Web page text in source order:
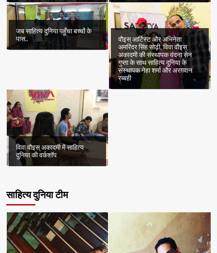
जब साहित्य दुनिया पहुँचा बच्चों के
पास..
वौइस् आर्टिस्ट और अभिनेता
अमरिंदर सिंह सोढ़ी, विवा वौइस्
अकादमी की संस्थापक वंदना सेन
गुप्ता के साथ साहित्य दुनिया के
संस्थापक नेहा शर्मा और अरग़वान
रब्बही
विवा वौइस् अकादमी में साहित्य
दुनिया की वर्कशॉप
साहित्य दुनिया टीम